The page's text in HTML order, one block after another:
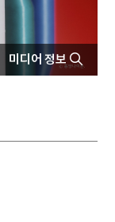
미디어 정보